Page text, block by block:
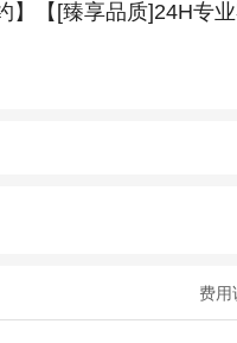
【[臻享品质]24H
费用